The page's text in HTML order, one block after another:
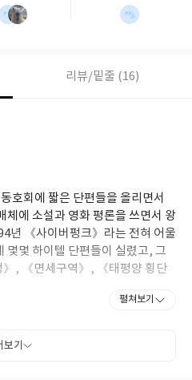
리뷰/밑줄 (16)
호회에 짧은 단편들을 올리면서
체에 소설과 영화 평론을 쓰면서 왕
년 《사이버펑크》라는 전혀 어울
몇몇 하이텔 단편들이 실렸고, 그
, 《면세구역》, 《태평양 횡단
표하면서 지금까지 살아남았다.
를 떠도는 듀나의 탐사기》, 《가
펼쳐보기
보기